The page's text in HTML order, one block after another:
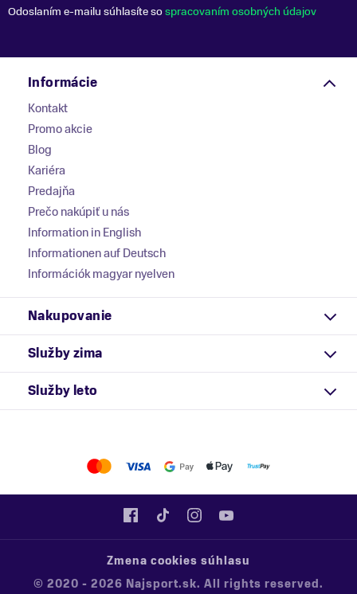
Odoslaním e-mailu súhlasíte sospracovaním osobných údajov
Informácie
Kontakt
Promo akcie
Blog
Kariéra
Predajňa
Prečo nakúpiť u nás
Information in English
Informationen auf Deutsch
Információk magyar nyelven
Nakupovanie
Služby zima
Služby leto
© 2020 - 2026 Najsport.sk. All rights reserved.
Zmena cookies súhlasu